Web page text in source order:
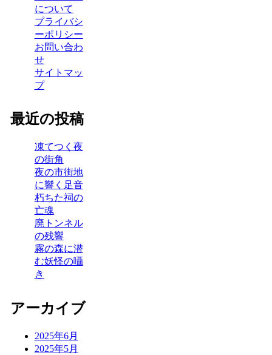
について
プライバシ
ーポリシー
お問い合わ
せ
サイトマッ
プ
最近の投稿
凍てつく夜
の街角
夜の市街地
に響く足音
朽ちた祠の
亡魂
廃トンネル
の残響
霧の森に潜
む妖怪の囁
き
アーカイブ
2025年6月
2025年5月